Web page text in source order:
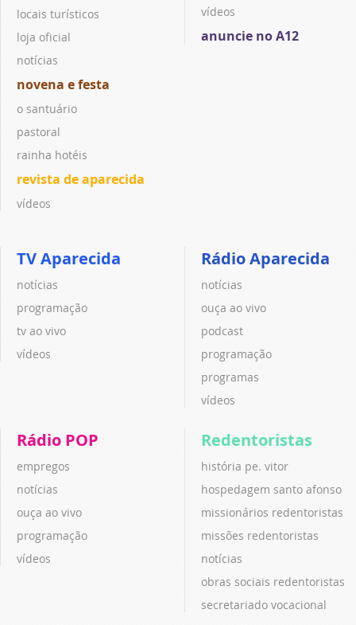
locais turísticos
loja oficial
notícias
novena e festa
o santuário
pastoral
rainha hotéis
revista de aparecida
vídeos
vídeos
anuncie no A12
TV Aparecida
notícias
programação
tv ao vivo
vídeos
Rádio Aparecida
notícias
ouça ao vivo
podcast
programação
programas
vídeos
Rádio POP
empregos
notícias
ouça ao vivo
programação
vídeos
Redentoristas
história pe. vitor
hospedagem santo afonso
missionários redentoristas
missões redentoristas
notícias
obras sociais redentoristas
secretariado vocacional